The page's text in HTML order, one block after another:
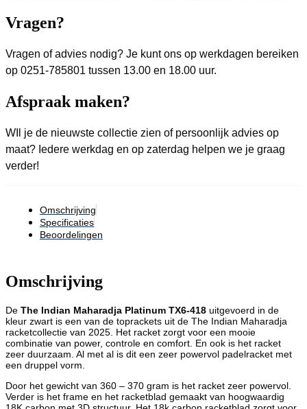
Vragen?
Vragen of advies nodig? Je kunt ons op werkdagen bereiken
op 0251-785801 tussen 13.00 en 18.00 uur.
Afspraak maken?
WIl je de nieuwste collectie zien of persoonlijk advies op
maat? Iedere werkdag en op zaterdag helpen we je graag
verder!
Omschrijving
Specificaties
Beoordelingen
Omschrijving
De The Indian Maharadja Platinum TX6-418 uitgevoerd in de
kleur zwart is een van de toprackets uit de The Indian Maharadja
racketcollectie van 2025. Het racket zorgt voor een mooie
combinatie van power, controle en comfort. En ook is het racket
zeer duurzaam. Al met al is dit een zeer powervol padelracket met
een druppel vorm.
Door het gewicht van 360 – 370 gram is het racket zeer powervol.
Verder is het frame en het racketblad gemaakt van hoogwaardig